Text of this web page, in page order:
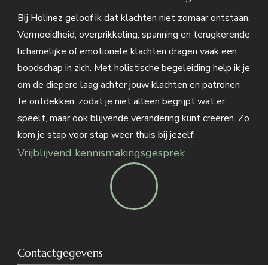
Bij Holinez geloof ik dat klachten niet zomaar ontstaan.
Vermoeidheid, overprikkeling, spanning en terugkerende
lichamelijke of emotionele klachten dragen vaak een
boodschap in zich. Met holistische begeleiding help ik je
om de diepere laag achter jouw klachten en patronen
te ontdekken, zodat je niet alleen begrijpt wat er
speelt, maar ook blijvende verandering kunt creëren. Zo
kom je stap voor stap weer thuis bij jezelf.
Vrijblijvend kennismakingsgesprek
Contactgegevens